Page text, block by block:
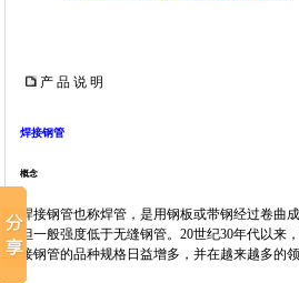
产 品 说 明
焊接钢管
概念
焊接钢管也称焊管，是用钢板或带钢经过卷曲
但一般强度低于无缝钢管。20世纪30年代以
接钢管的品种规格日益增多，并在越来越多的